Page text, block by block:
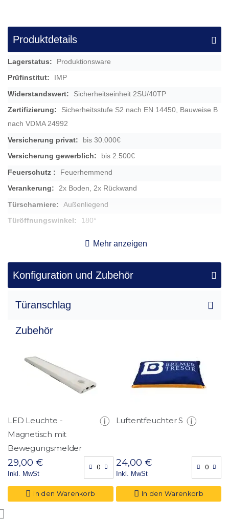
Produktdetails
Mehr
Informationen
Produktionsware
IMP
Sicherheitseinheit 2SU/40TP
Sicherheitsstufe S2 nach EN 14450, Bauweise B
nach VDMA 24992
bis 30.000€
bis 2.500€
Feuerhemmend
2x Boden, 2x Rückwand
Außenliegend
180°
72,00 kg
15,00 €
8 Rückseite; 7 Tür
Mehr anzeigen
Konfiguration und Zubehör
Türanschlag
Zubehör
LED Leuchte -
Magnetisch mit
Bewegungsmelder
29,00 €
Inkl. MwSt
In den Warenkorb
Luftentfeuchter S
24,00 €
Inkl. MwSt
In den Warenkorb